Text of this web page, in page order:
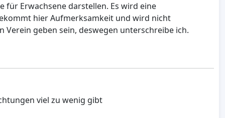
für Erwachsene darstellen. Es wird eine
hier Aufmerksamkeit und wird nicht
geben sein, deswegen unterschreibe ich.
viel zu wenig gibt